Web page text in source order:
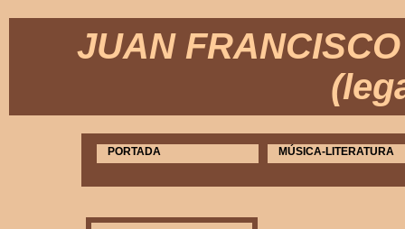
JUAN
PORTADA MÚSICA-LITERATURA